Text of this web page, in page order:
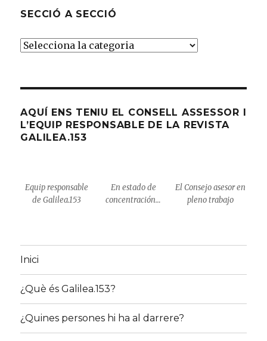
SECCIÓ A SECCIÓ
SECCIÓ
AQUÍ ENS TENIU EL CONSELL ASSESSOR I
L’EQUIP RESPONSABLE DE LA REVISTA
GALILEA.153
Equip responsable
de Galilea.153
En estado de
concentración…
El Consejo asesor en
pleno trabajo
Inici
¿Què és Galilea.153?
¿Quines persones hi ha al darrere?